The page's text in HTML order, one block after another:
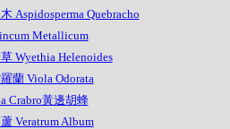
Aspidosperma Quebracho
Metallicum
Wyethia Helenoides
蘭 Viola Odorata
Crabro黃邊胡蜂
Veratrum Album